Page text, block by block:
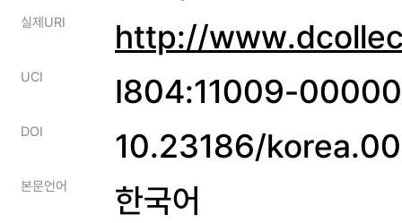
실제URI http://
UCI I804:11009-
DOI 10.23186/
본문언어 한국어